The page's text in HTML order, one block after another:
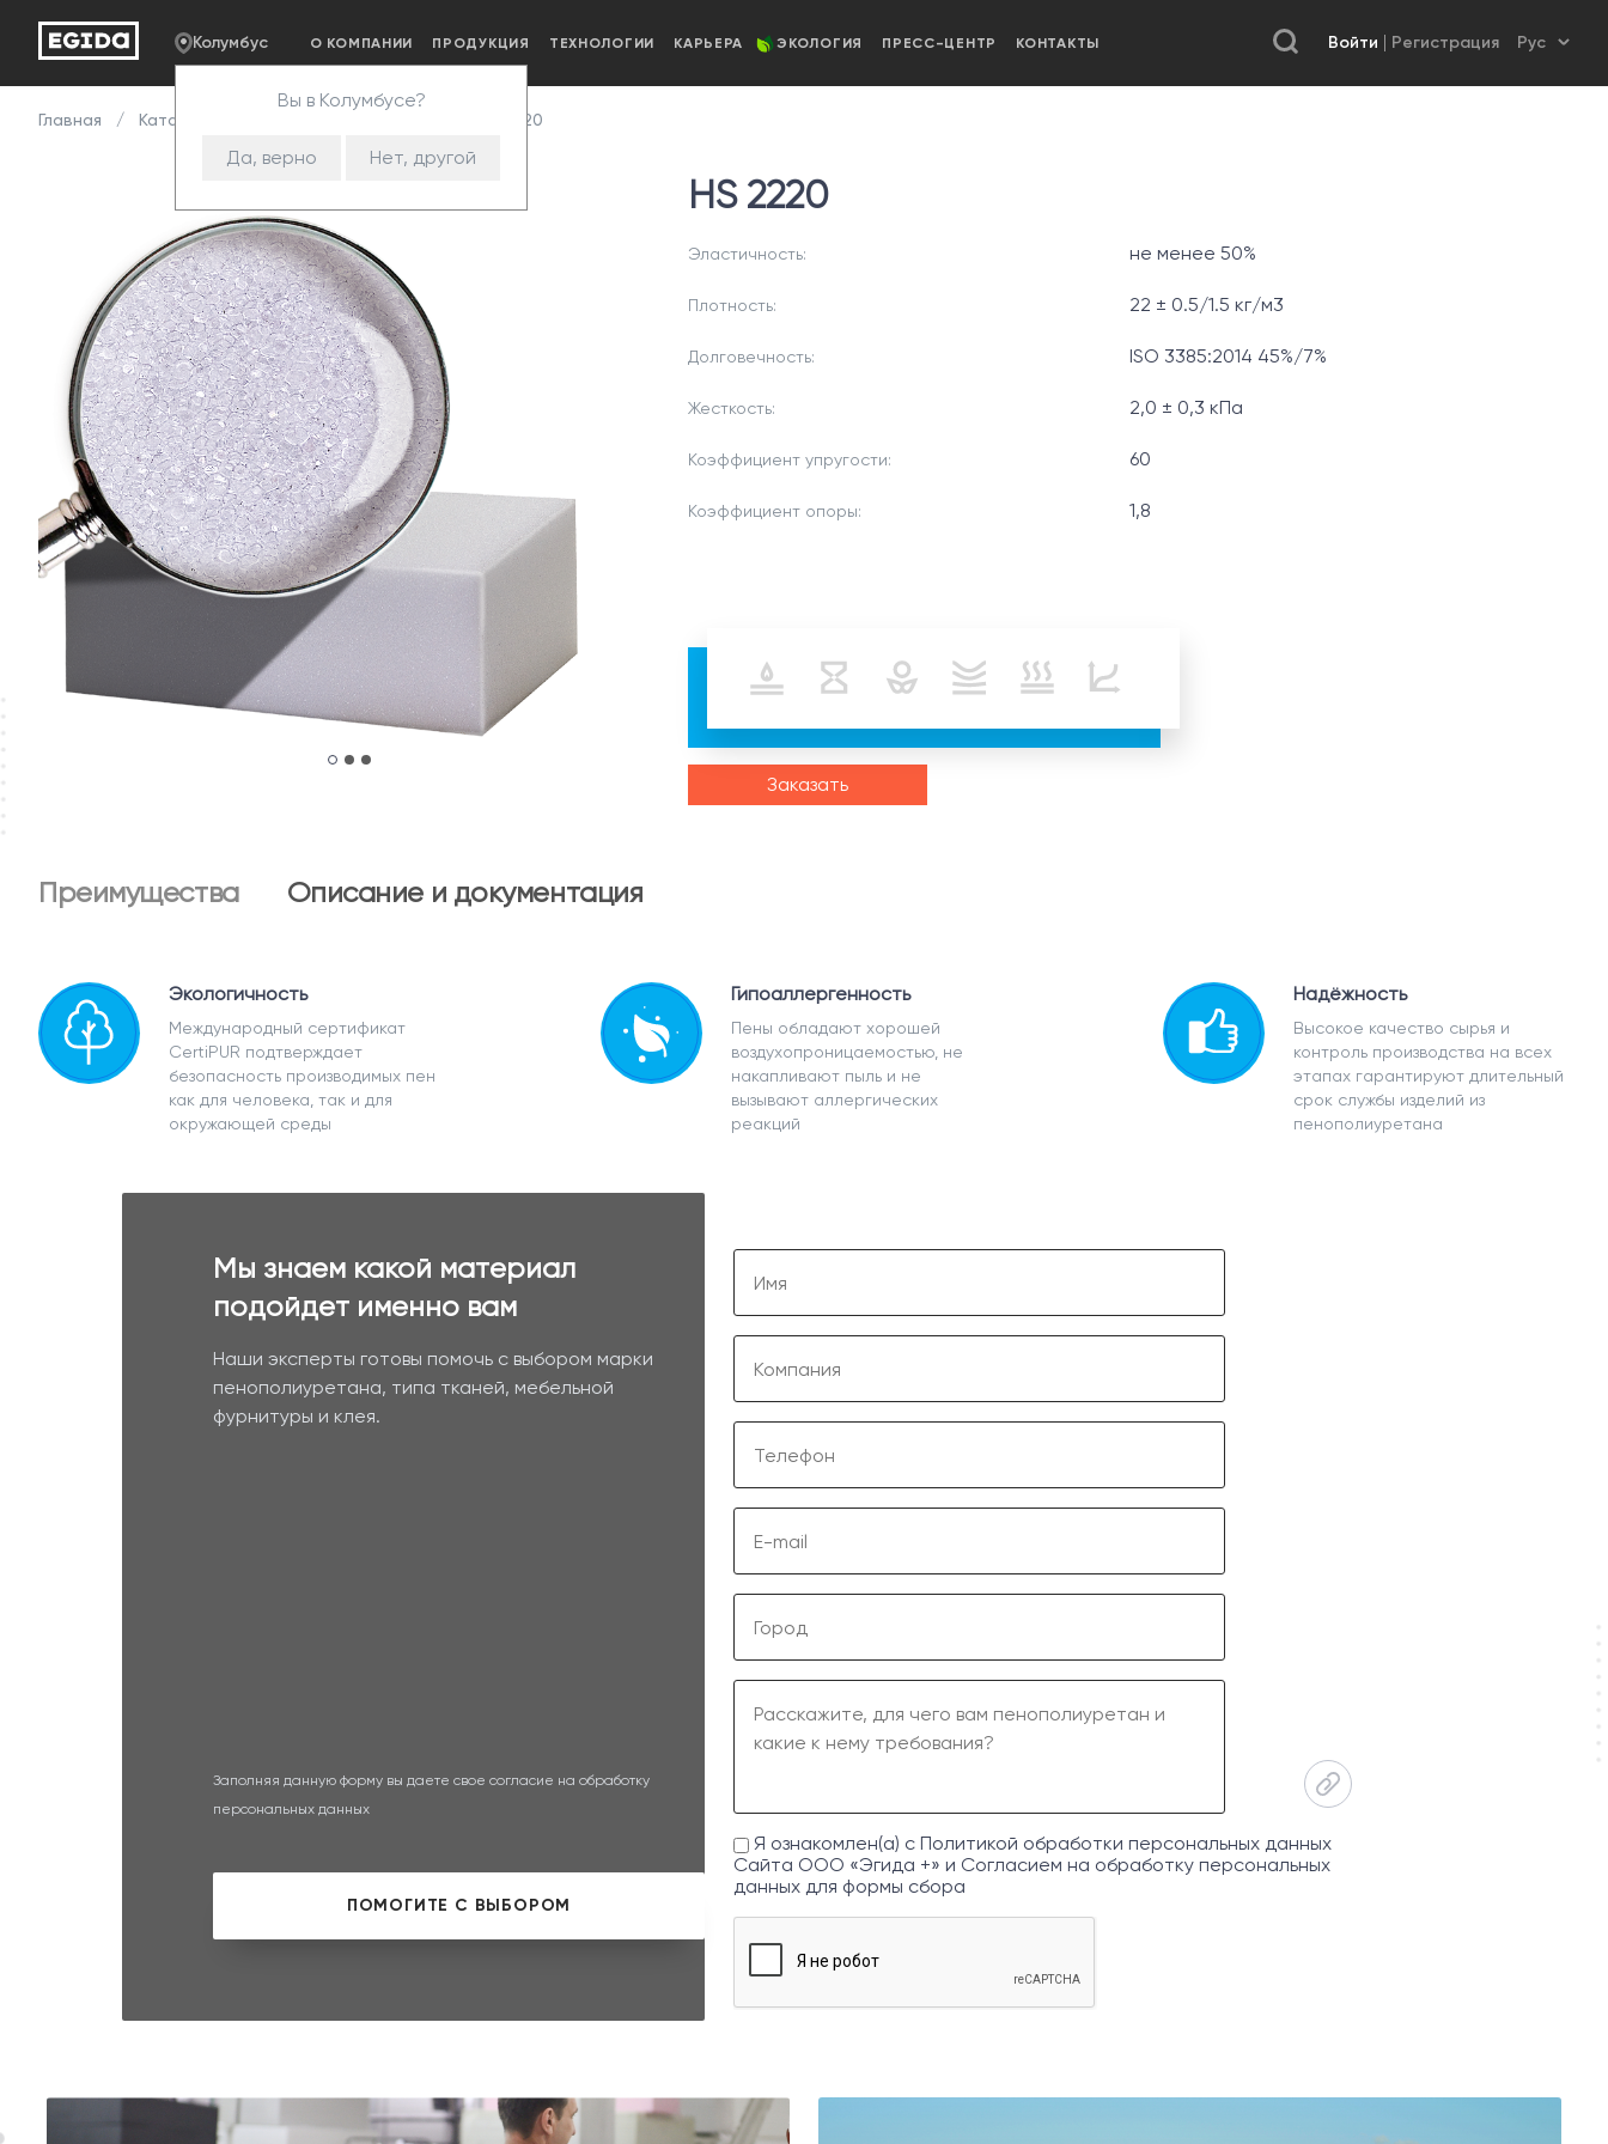
Колумбус
Вы в Колумбусе?
Да, верно Нет, другой
О КОМПАНИИ ПРОДУКЦИЯ ТЕХНОЛОГИИ КАРЬЕРА ЭКОЛОГИЯ ПРЕСС-ЦЕНТР КОНТАКТЫ Войти Регистрация
Главная Каталог HS 2220
HS 2220
Эластичность: не менее 50%
Плотность: 22 ± 0.5/1.5 кг/м3
Долговечность: ISO 3385:2014 45%/7%
Жесткость: 2,0 ± 0,3 кПа
Коэффициент упругости: 60
Коэффициент опоры: 1,8
Заказать
Преимущества Описание и документация
Экологичность
Международный сертификат
CertiPUR подтверждает
безопасность производимых пен
как для человека, так и для
окружающей среды
Гипоаллергенность
Пены обладают хорошей
воздухопроницаемостью, не
накапливают пыль и не
вызывают аллергических
реакций
Надёжность
Высокое качество сырья и
контроль производства на всех
этапах гарантируют длительный
срок службы изделий из
пенополиуретана
Мы знаем какой материал
подойдет именно вам
Наши эксперты готовы помочь с выбором марки
пенополиуретана, типа тканей, мебельной
фурнитуры и клея.
Заполняя данную форму вы даете свое согласие на обработку
персональных данных
Я ознакомлен(а) с Политикой обработки персональных данных
Сайта ООО «Эгида +» и Согласием на обработку персональных
данных для формы сбора